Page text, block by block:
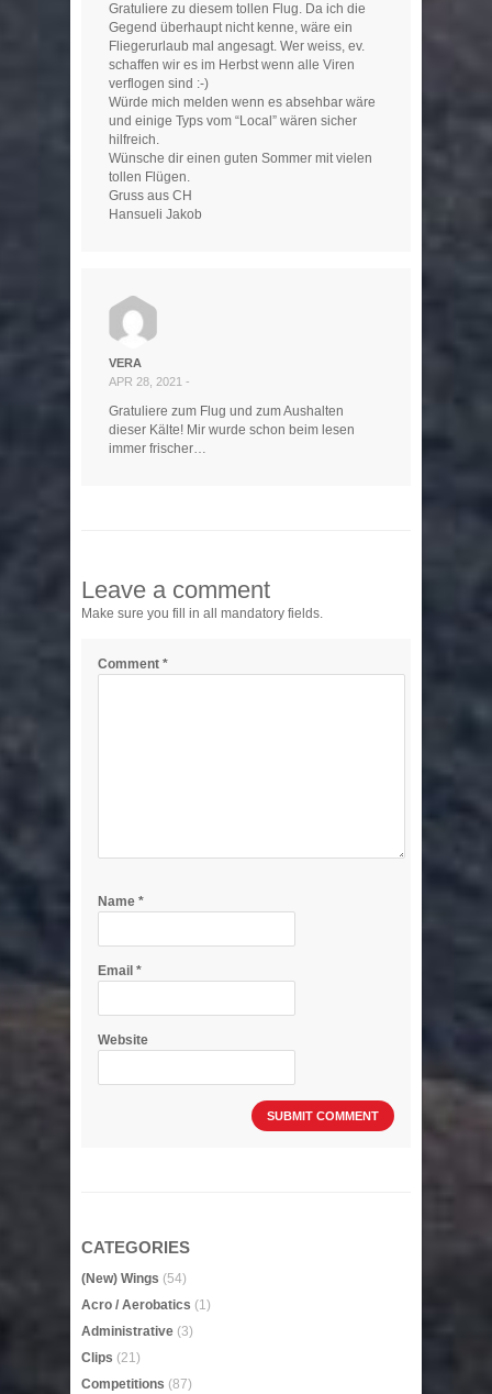
Gratuliere zu diesem tollen Flug. Da ich die
Gegend überhaupt nicht kenne, wäre ein
Fliegerurlaub mal angesagt. Wer weiss, ev.
schaffen wir es im Herbst wenn alle Viren
verflogen sind :-)
Würde mich melden wenn es absehbar wäre
und einige Typs vom “Local” wären sicher
hilfreich.
Wünsche dir einen guten Sommer mit vielen
tollen Flügen.
Gruss aus CH
Hansueli Jakob
VERA
APR 28, 2021 -
Gratuliere zum Flug und zum Aushalten
dieser Kälte! Mir wurde schon beim lesen
immer frischer…
Leave a comment
Make sure you fill in all mandatory fields.
Comment *
Name *
Email *
Website
CATEGORIES
(New) Wings (54)
Acro / Aerobatics (1)
Administrative (3)
Clips (21)
Competitions (87)